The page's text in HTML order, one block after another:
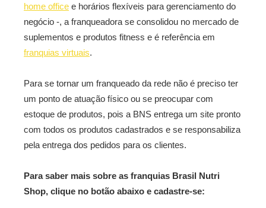
home office e horários flexíveis para gerenciamento do
negócio -, a franqueadora se consolidou no mercado de
suplementos e produtos fitness e é referência em
franquias virtuais.
Para se tornar um franqueado da rede não é preciso ter
um ponto de atuação físico ou se preocupar com
estoque de produtos, pois a BNS entrega um site pronto
com todos os produtos cadastrados e se responsabiliza
pela entrega dos pedidos para os clientes.
Para saber mais sobre as franquias Brasil Nutri
Shop, clique no botão abaixo e cadastre-se: